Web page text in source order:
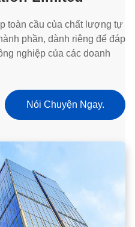
toàn cầu của chất lượng tự
phần, dành riêng để đáp
nghiệp của các doanh
Nói Chuyện Ngay.